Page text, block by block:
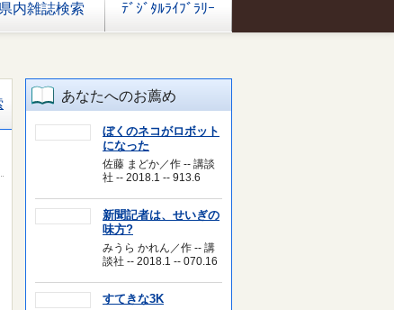
県内雑誌検索 ﾃﾞｼﾞﾀﾙﾗｲﾌﾞﾗﾘｰ
あなたへのお薦め
ぼくのネコがロボット
になった
佐藤 まどか／作 -- 講談
社 -- 2018.1 -- 913.6
新聞記者は、せいぎの
味方?
みうら かれん／作 -- 講
談社 -- 2018.1 -- 070.16
すてきな3K